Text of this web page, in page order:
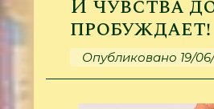
И чувства
пробуждает!
Опубликовано 19/